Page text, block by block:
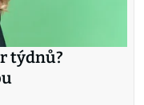
týdnů?